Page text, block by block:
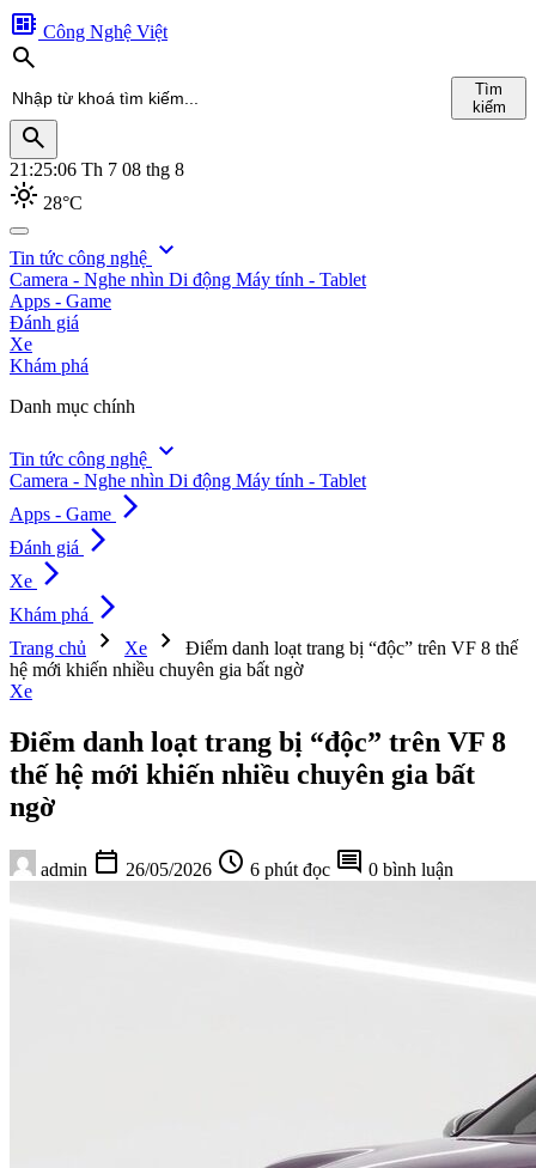
developer_board Công Nghệ Việt
search
Tìm
kiếm
search
21:25:08 Th 7 08 thg 8
light_mode 28°C
search
Tin tức công nghệ expand_more
Camera - Nghe nhìn Di động Máy tính - Tablet
Apps - Game
Đánh giá
Xe
Khám phá
Danh mục chính
Tin tức công nghệ expand_more
Camera - Nghe nhìn Di động Máy tính - Tablet
Apps - Game arrow_forward_ios
Đánh giá arrow_forward_ios
Xe arrow_forward_ios
Khám phá arrow_forward_ios
Trang chủ chevron_right Xe chevron_right
Điểm danh loạt trang bị “độc” trên VF 8 thế
hệ mới khiến nhiều chuyên gia bất ngờ
Xe
Điểm danh loạt trang bị “độc” trên VF 8
thế hệ mới khiến nhiều chuyên gia bất
ngờ
admin calendar_today 26/05/2026 schedule 6 phút đọc comment 0 bình luận